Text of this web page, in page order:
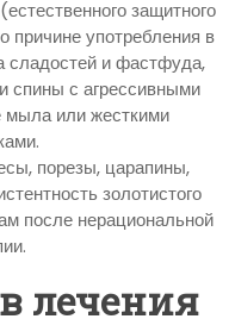
защитного
причине употребления в
сладостей и фастфуда,
спины с агрессивными
мыла или жесткими
порезы, царапины,
золотистого
после нерациональной
лечения